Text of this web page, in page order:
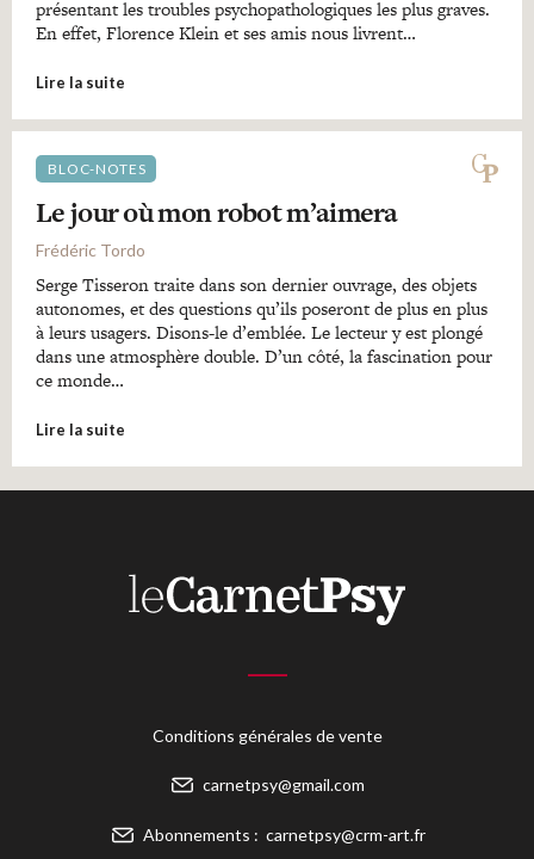
présentant les troubles psychopathologiques les plus graves.
En effet, Florence Klein et ses amis nous livrent…
Lire la suite
BLOC-NOTES
Le jour où mon robot m’aimera
Frédéric Tordo
Serge Tisseron traite dans son dernier ouvrage, des objets
autonomes, et des questions qu’ils poseront de plus en plus
à leurs usagers. Disons-le d’emblée. Le lecteur y est plongé
dans une atmosphère double. D’un côté, la fascination pour
ce monde…
Lire la suite
Conditions générales de vente
carnetpsy@gmail.com
Abonnements : carnetpsy@crm-art.fr